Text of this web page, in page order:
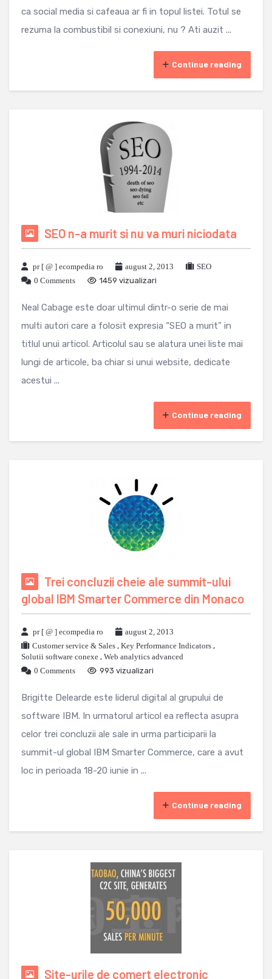
ca social media si cafeaua ar fi in topul listei. Totul se
rezuma la combustibil si conexiuni, nu ? Ati auzit ...
Continue reading
SEO n-a murit si nu va muri niciodata
pr [ @ ] ecompedia ro august 2, 2013
SEO
0 Comments
1459 vizualizari
Neal Cabage este doar ultimul dintr-o serie de mai
multi autori care a folosit expresia “SEO a murit” in
titlul unui articol. Articolul sau se alatura unei liste mai
lungi de articole, ba chiar si unui website, dedicate
acestui ...
Continue reading
Trei concluzii cheie ale summit-ului
global IBM Smarter Commerce din Monaco
pr [ @ ] ecompedia ro
august 2, 2013
Customer service & Sales , Key Performance Indicators ,
Solutii software conexe , Web analytics advanced
0 Comments
993 vizualizari
Brigitte Delearde este liderul digital al grupului de
software IBM. In urmatorul articol ea reflecta asupra
celor trei concluzii ale sale in urma participarii la
summit-ul global IBM Smarter Commerce, care a avut
loc in perioada 18-20 iunie in ...
Continue reading
Site-urile de comert electronic